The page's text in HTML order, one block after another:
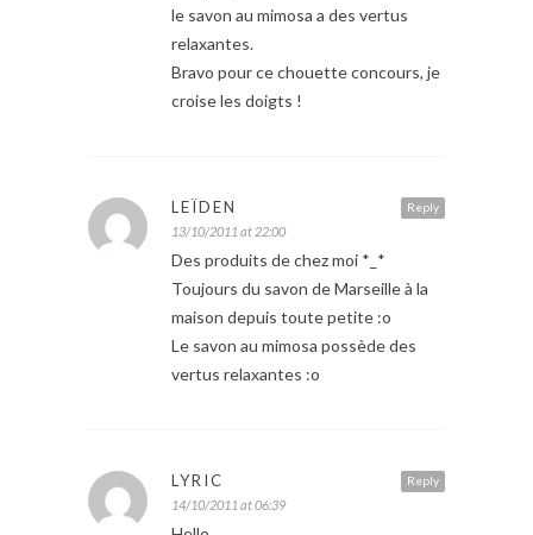
le savon au mimosa a des vertus
relaxantes.
Bravo pour ce chouette concours, je
croise les doigts !
Reply
LEÏDEN
13/10/2011 at 22:00
Des produits de chez moi *_*
Toujours du savon de Marseille à la
maison depuis toute petite :o
Le savon au mimosa possède des
vertus relaxantes :o
Reply
LYRIC
14/10/2011 at 06:39